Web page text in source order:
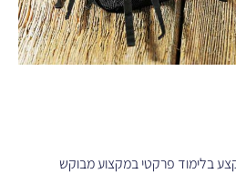
בלימוד פרקטי במקצוע מבוקש